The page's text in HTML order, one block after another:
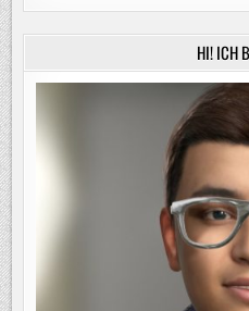
HI! ICH